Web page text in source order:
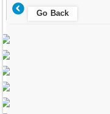
Go Back